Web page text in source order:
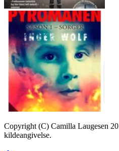
Copyright (C) Camilla Laugesen
kildeangivelse.